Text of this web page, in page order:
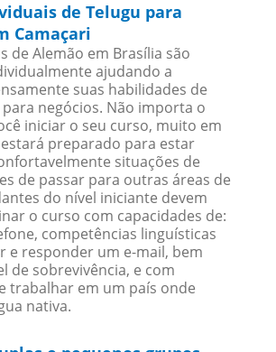
de Telugu para
Camaçari
de Alemão em Brasília são
ajudando a
suas habilidades de
negócios. Não importa o
iniciar o seu curso, muito em
preparado para estar
situações de
de passar para outras áreas de
do nível iniciante devem
o curso com capacidades de:
competências linguísticas
e responder um e-mail, bem
de sobrevivência, e com
trabalhar em um país onde
nativa.